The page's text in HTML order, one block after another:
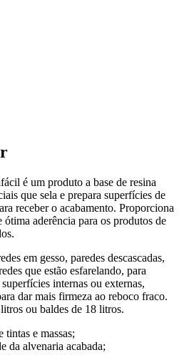
é um produto a base de resina
que sela e prepara superfícies de
receber o acabamento. Proporciona
ótima aderência para os produtos de
em gesso, paredes descascadas,
que estão esfarelando, para
internas ou externas,
dar mais firmeza ao reboco fraco.
ou baldes de 18 litros.
tintas e massas;
da alvenaria acabada;